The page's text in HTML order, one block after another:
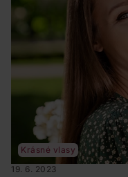
Krásné vlasy
19. 6. 2023